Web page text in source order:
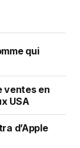
qui
ventes en
USA
d’Apple